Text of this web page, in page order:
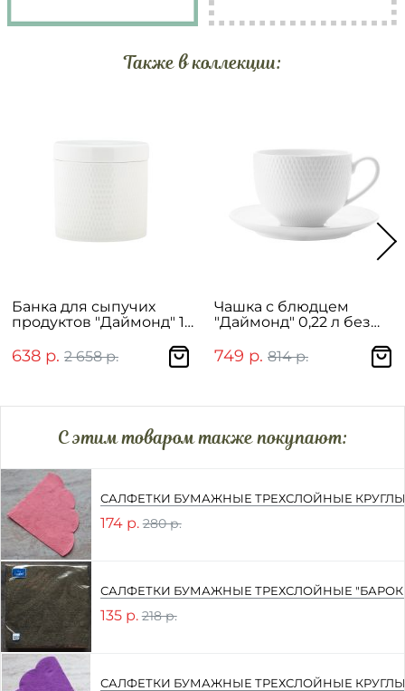
Также в коллекции:
Банка для сыпучих
продуктов "Даймонд" 1
упаковке
638 р. 2 658 р.
Чашка с блюдцем
"Даймонд" 0,22 л без
749 р. 814 р.
C этим товаром также покупают:
САЛФЕТКИ БУМАЖНЫЕ ТРЕХСЛОЙНЫЕ
174 р. 280 р.
САЛФЕТКИ БУМАЖНЫЕ ТРЕХСЛОЙНЫЕ
135 р. 218 р.
САЛФЕТКИ БУМАЖНЫЕ ТРЕХСЛОЙНЫЕ